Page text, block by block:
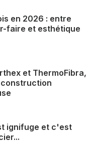
en 2026 : entre
faire et esthétique
et ThermoFibra,
construction
ignifuge et c'est